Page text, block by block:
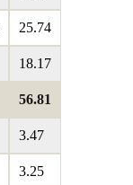
25.74
18.17
56.81
3.47
3.25